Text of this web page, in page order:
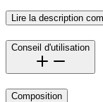
Lire la description
Conseil d'utilisation
Composition